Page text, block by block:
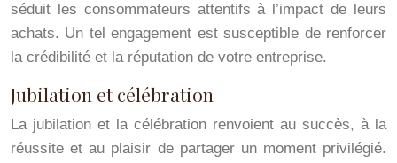
séduit les consommateurs attentifs à l’impact de leurs
achats. Un tel engagement est susceptible de renforcer
la crédibilité et la réputation de votre entreprise.
Jubilation et célébration
La jubilation et la célébration renvoient au succès, à la
réussite et au plaisir de partager un moment privilégié.